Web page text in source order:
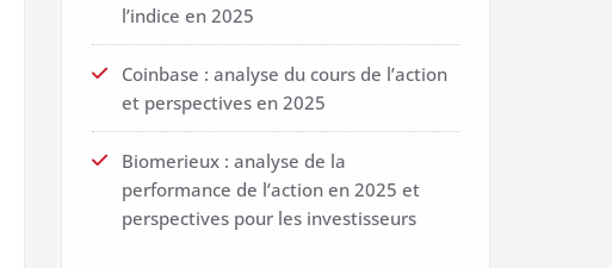
l’indice en 2025
Coinbase : analyse du cours de l’action
et perspectives en 2025
Biomerieux : analyse de la
performance de l’action en 2025 et
perspectives pour les investisseurs